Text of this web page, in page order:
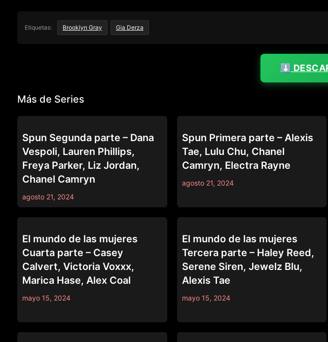
Etiquetas: Brooklyn Gray Gia Derza
⬇️
Más de Series
Spun Segunda parte – Dana
Vespoli, Lauren Phillips,
Freya Parker, Liz Jordan,
Chanel Camryn
agosto 21, 2024
Spun Primera parte – Alexis
Tae, Lulu Chu, Chanel
Camryn, Electra Rayne
agosto 21, 2024
El mundo de las mujeres
Cuarta parte – Casey
Calvert, Victoria Voxxx,
Marica Hase, Alex Coal
mayo 15, 2024
El mundo de las mujeres
Tercera parte – Haley Reed,
Serene Siren, Jewelz Blu,
Alexis Tae
mayo 15, 2024